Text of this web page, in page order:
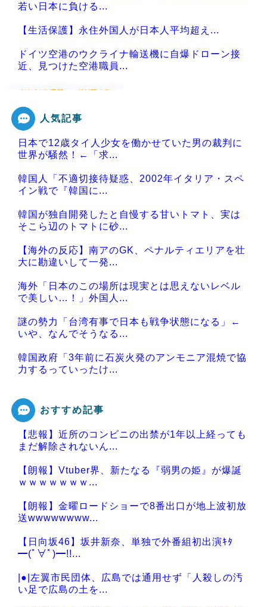
若い日本に負ける...
【生活保護】永住外国人が日本人平均超え...
ドイツ空港のウクライナ輸送機に自爆ドローン接
近、見つけた空港職員...
Powered by livedoor 相互RSS
人気記事
日本で12歳タイ人少女を働かせていた男の裁判に
世界が騒然！←「求...
韓国人「不適切接待疑惑、2002年イタリア・スペ
イン戦で『韓国に...
韓国が独自開発したと自慢する甘いトマト、実は
そこら辺のトマトに砂...
【海外の反応】南アのGK、ペナルティエリアを壮
大に勘違いして一発...
海外「日本のこの場所は現実とは思えないレベル
で美しい…！」外国人...
謎の勢力「台湾有事で日本も戦争状態になる」←
いや、なんでそうなる...
韓国政府「3年前に石炭火発のアンモニア混焼で協
力するっていったけ...
Powered by livedoor 相互RSS
おすすめ記事
【悲報】近所のコンビニの出禁が1年以上経っても
まだ解除されないん...
【朗報】Vtuber界、新たなる『弱男の姫』が爆誕
ｗｗｗｗｗｗｗ...
【朗報】金曜ロードショーで8番出口が地上波初放
送wwwwwwww...
【日向坂46】坂井新奈、単独で外番組初出演ｷﾀ
━(ﾟ∀ﾟ)━!!...
|●|左翼市民団体、広島では通用せず「人殺しの汚
い足で広島の土を...